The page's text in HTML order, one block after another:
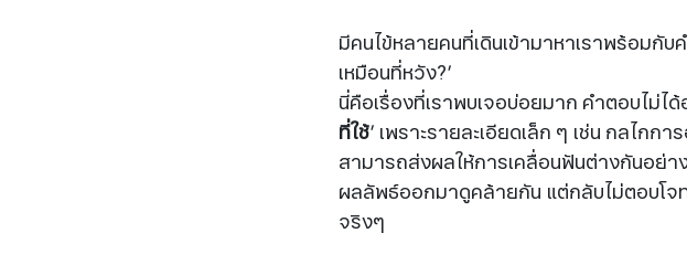
มีคนไข้หลายคนที่เดินเข้ามาหาเราพร้อมกั
เหมือนที่หวัง?’
นี่คือเรื่องที่เราพบเจอบ่อยมาก คำตอบไม่ไ
ที่ใช้’ เพราะรายละเอียดเล็ก ๆ เช่น กลไ
สามารถส่งผลให้การเคลื่อนฟันต่างกันอย่า
ผลลัพธ์ออกมาดูคล้ายกัน แต่กลับไม่ตอบโ
จริงๆ